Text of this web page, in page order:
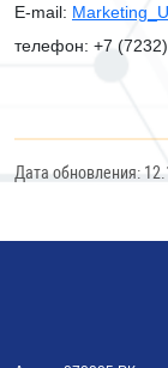
Е-mail:
телефон: +7
Дата обновления: